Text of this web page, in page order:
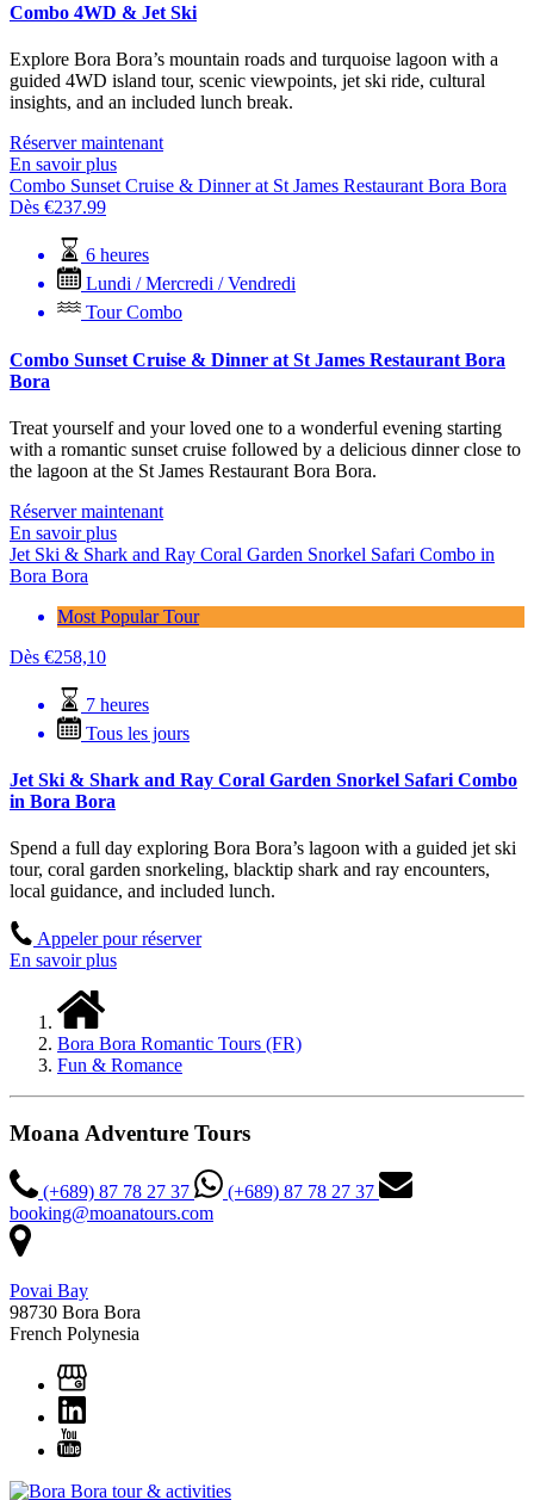
Combo 4WD & Jet Ski
Explore Bora Bora’s mountain roads and turquoise lagoon with a
guided 4WD island tour, scenic viewpoints, jet ski ride, cultural
insights, and an included lunch break.
Réserver maintenant
En savoir plus
Combo Sunset Cruise & Dinner at St James Restaurant Bora Bora
Dès €237.99
6 heures
Lundi / Mercredi / Vendredi
Tour Combo
Combo Sunset Cruise & Dinner at St James Restaurant Bora
Bora
Treat yourself and your loved one to a wonderful evening starting
with a romantic sunset cruise followed by a delicious dinner close to
the lagoon at the St James Restaurant Bora Bora.
Réserver maintenant
En savoir plus
Jet Ski & Shark and Ray Coral Garden Snorkel Safari Combo in
Bora Bora
Most Popular Tour
Dès €258,10
7 heures
Tous les jours
Jet Ski & Shark and Ray Coral Garden Snorkel Safari Combo
in Bora Bora
Spend a full day exploring Bora Bora’s lagoon with a guided jet ski
tour, coral garden snorkeling, blacktip shark and ray encounters,
local guidance, and included lunch.
Appeler pour réserver
En savoir plus
Bora Bora Romantic Tours (FR)
Fun & Romance
Moana Adventure Tours
(+689) 87 78 27 37
(+689) 87 78 27 37
booking@moanatours.com
Povai Bay
98730 Bora Bora
French Polynesia